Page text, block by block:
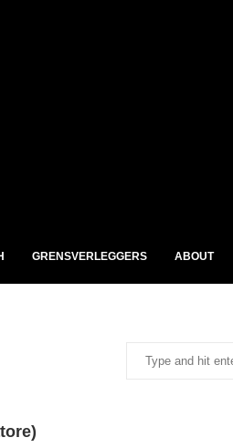
GRENSVERLEGGERS ABOUT